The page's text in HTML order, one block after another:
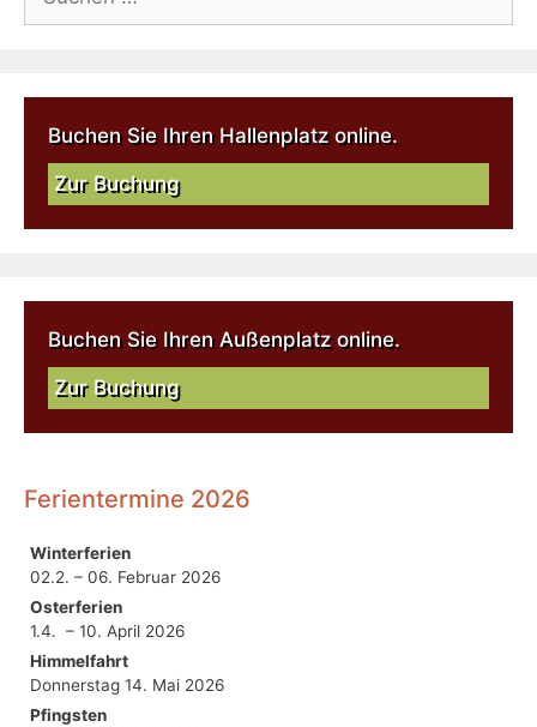
Buchen Sie Ihren Hallenplatz online.
Zur Buchung
Buchen Sie Ihren Außenplatz online.
Zur Buchung
Ferientermine 2026
Winterferien
02.2. – 06. Februar 2026
Osterferien
1.4. – 10. April 2026
Himmelfahrt
Donnerstag 14. Mai 2026
Pfingsten